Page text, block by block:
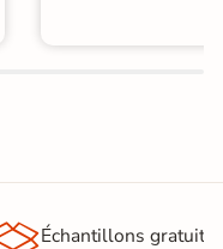
Échantillons gratuit